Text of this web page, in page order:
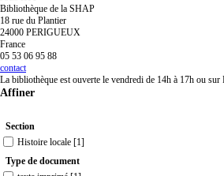
Bibliothèque de la SHAP
18 rue du Plantier
24000 PERIGUEUX
France
05 53 06 95 88
contact
La bibliothèque est ouverte le vendredi de 14h à 17h ou sur
Affiner
Section
Histoire locale [1]
Type de document